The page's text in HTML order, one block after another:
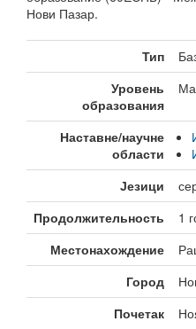
Нови Пазар.
Тип
Уровень
образования
Наставне/научне
области
Језици
Продолжительность
1
Местонахождение
Город
Почетак